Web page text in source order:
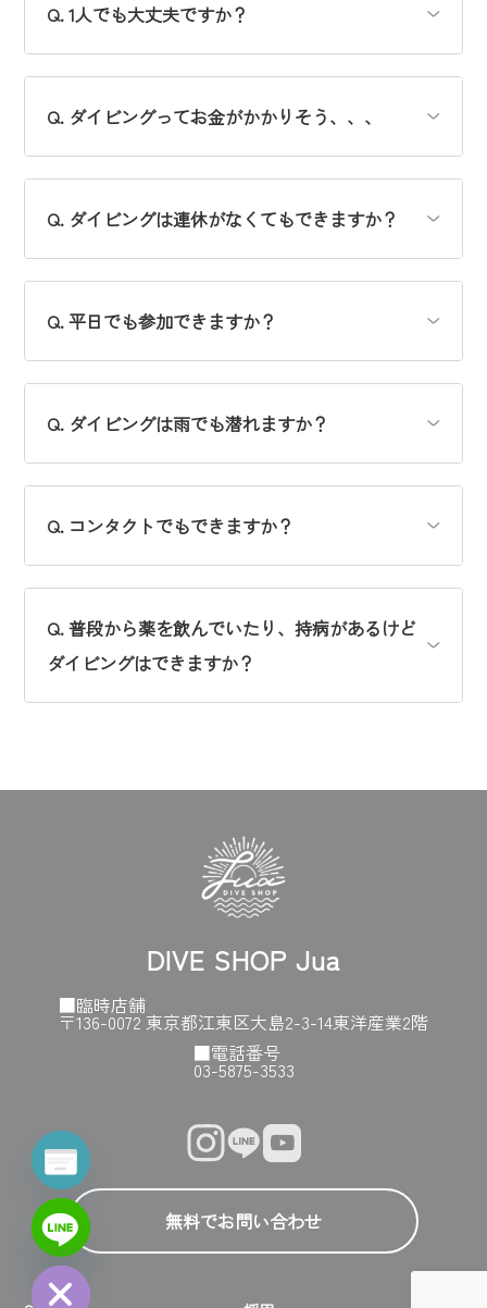
Q. 1人でも大丈夫ですか？
Q. ダイビングってお金がかかりそう、、、
Q. ダイビングは連休がなくてもできますか？
Q. 平日でも参加できますか？
Q. ダイビングは雨でも潜れますか？
Q. コンタクトでもできますか？
Q. 普段から薬を飲んでいたり、持病があるけど
ダイビングはできますか？
DIVE SHOP Jua
■臨時店舗
〒136-0072 東京都江東区大島2-3-14東洋産業2階
■️電話番号
03-5875-3533
無料でお問い合わせ
H
i
d
e
c
h
y